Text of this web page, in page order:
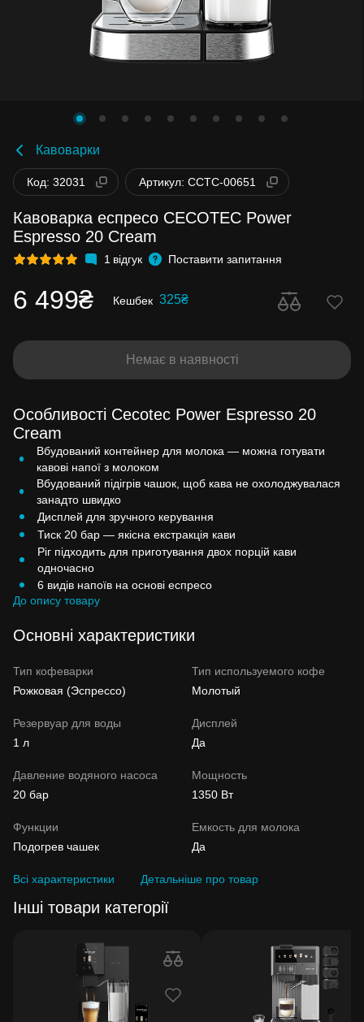
Кавоварки
Код: 32031 Артикул: CCTC-00651
Кавоварка еспресо CECOTEC Power
Espresso 20 Cream
1 відгук Поставити запитання
6 499₴ Кешбек 325₴
Немає в наявності
Особливості Cecotec Power Espresso 20
Cream
Вбудований контейнер для молока — можна готувати
кавові напої з молоком
Вбудований підігрів чашок, щоб кава не охолоджувалася
занадто швидко
Дисплей для зручного керування
Тиск 20 бар — якісна екстракція кави
Ріг підходить для приготування двох порцій кави
одночасно
6 видів напоїв на основі еспресо
До опису товару
Основні характеристики
Тип кофеварки
Рожковая (Эспрессо)
Тип используемого кофе
Молотый
Резервуар для воды
1 л
Дисплей
Да
Давление водяного насоса
20 бар
Мощность
1350 Вт
Функции
Подогрев чашек
Емкость для молока
Да
Всі характеристики Детальніше про товар
Інші товари категорії